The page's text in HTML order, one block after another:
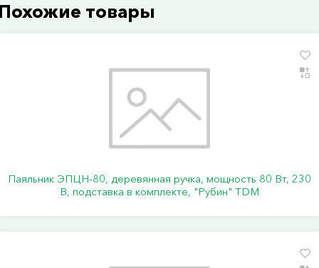
товары
Паяльник ЭПЦН-80, деревянная ручка, мощность 80 Вт, 230
В, подставка в комплекте, "Рубин" TDM